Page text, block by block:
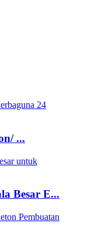
...
Besar E...